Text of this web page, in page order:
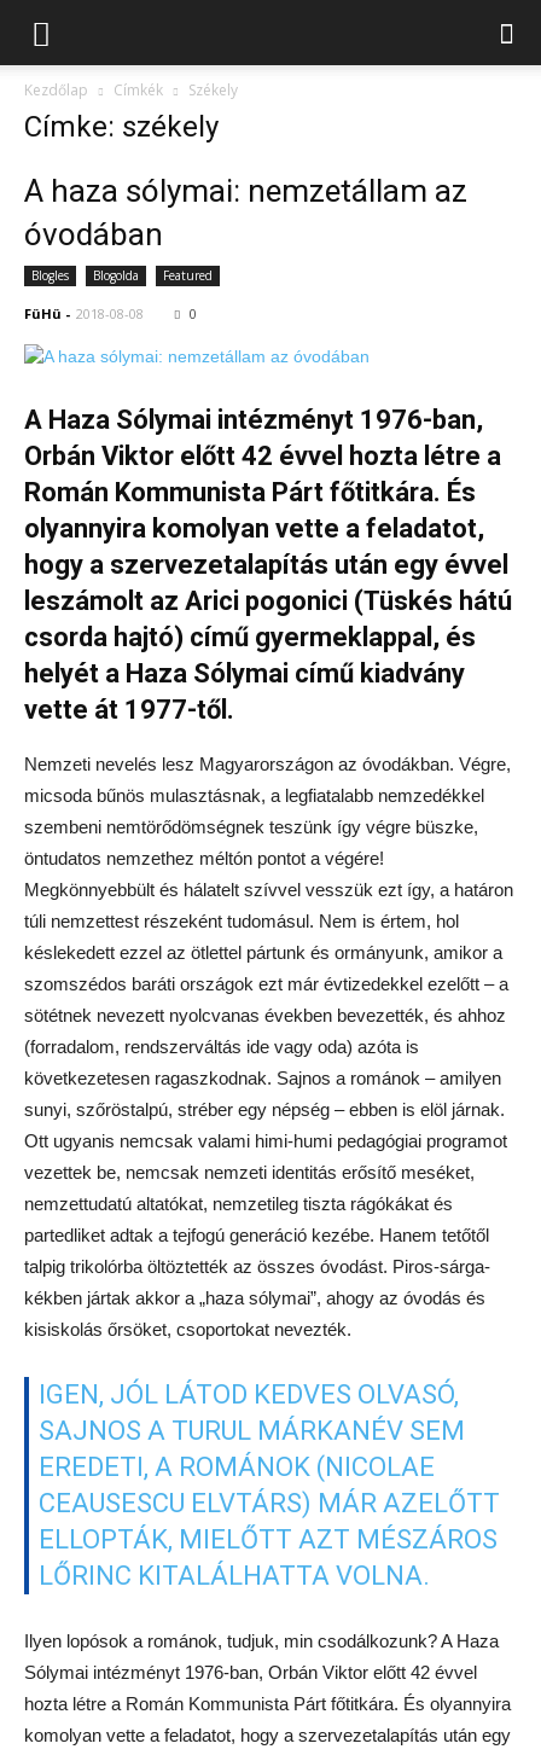
Kezdőlap Címkék Székely
Címke: székely
A haza sólymai: nemzetállam az
óvodában
Blogles Blogolda Featured
FüHü - 2018-08-08 0
A Haza Sólymai intézményt 1976-ban,
Orbán Viktor előtt 42 évvel hozta létre a
Román Kommunista Párt főtitkára. És
olyannyira komolyan vette a feladatot,
hogy a szervezetalapítás után egy évvel
leszámolt az Arici pogonici (Tüskés hátú
csorda hajtó) című gyermeklappal, és
helyét a Haza Sólymai című kiadvány
vette át 1977-től.
Nemzeti nevelés lesz Magyarországon az óvodákban. Végre,
micsoda bűnös mulasztásnak, a legfiatalabb nemzedékkel
szembeni nemtörődömségnek teszünk így végre büszke,
öntudatos nemzethez méltón pontot a végére!
Megkönnyebbült és hálatelt szívvel vesszük ezt így, a határon
túli nemzettest részeként tudomásul. Nem is értem, hol
késlekedett ezzel az ötlettel pártunk és ormányunk, amikor a
szomszédos baráti országok ezt már évtizedekkel ezelőtt – a
sötétnek nevezett nyolcvanas években bevezették, és ahhoz
(forradalom, rendszerváltás ide vagy oda) azóta is
következetesen ragaszkodnak. Sajnos a románok – amilyen
sunyi, szőröstalpú, stréber egy népség – ebben is elöl járnak.
Ott ugyanis nemcsak valami himi-humi pedagógiai programot
vezettek be, nemcsak nemzeti identitás erősítő meséket,
nemzettudatú altatókat, nemzetileg tiszta rágókákat és
partedliket adtak a tejfogú generáció kezébe. Hanem tetőtől
talpig trikolórba öltöztették az összes óvodást. Piros-sárga-
kékben jártak akkor a „haza sólymai”, ahogy az óvodás és
kisiskolás őrsöket, csoportokat nevezték.
IGEN, JÓL LÁTOD KEDVES OLVASÓ,
SAJNOS A TURUL MÁRKANÉV SEM
EREDETI, A ROMÁNOK (NICOLAE
CEAUSESCU ELVTÁRS) MÁR AZELŐTT
ELLOPTÁK, MIELŐTT AZT MÉSZÁROS
LŐRINC KITALÁLHATTA VOLNA.
Ilyen lopósok a románok, tudjuk, min csodálkozunk? A Haza
Sólymai intézményt 1976-ban, Orbán Viktor előtt 42 évvel
hozta létre a Román Kommunista Párt főtitkára. És olyannyira
komolyan vette a feladatot, hogy a szervezetalapítás után egy